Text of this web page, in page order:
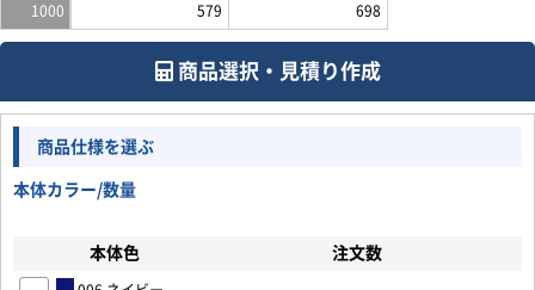
1000 579 698
商品選択・見積り作成
商品仕様を選ぶ
本体カラー/数量
本体色 注文数